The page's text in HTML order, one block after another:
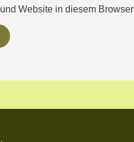
Website in diesem